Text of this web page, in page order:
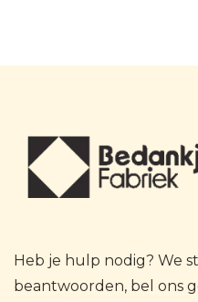
Heb je hulp nodig? We
beantwoorden, bel ons